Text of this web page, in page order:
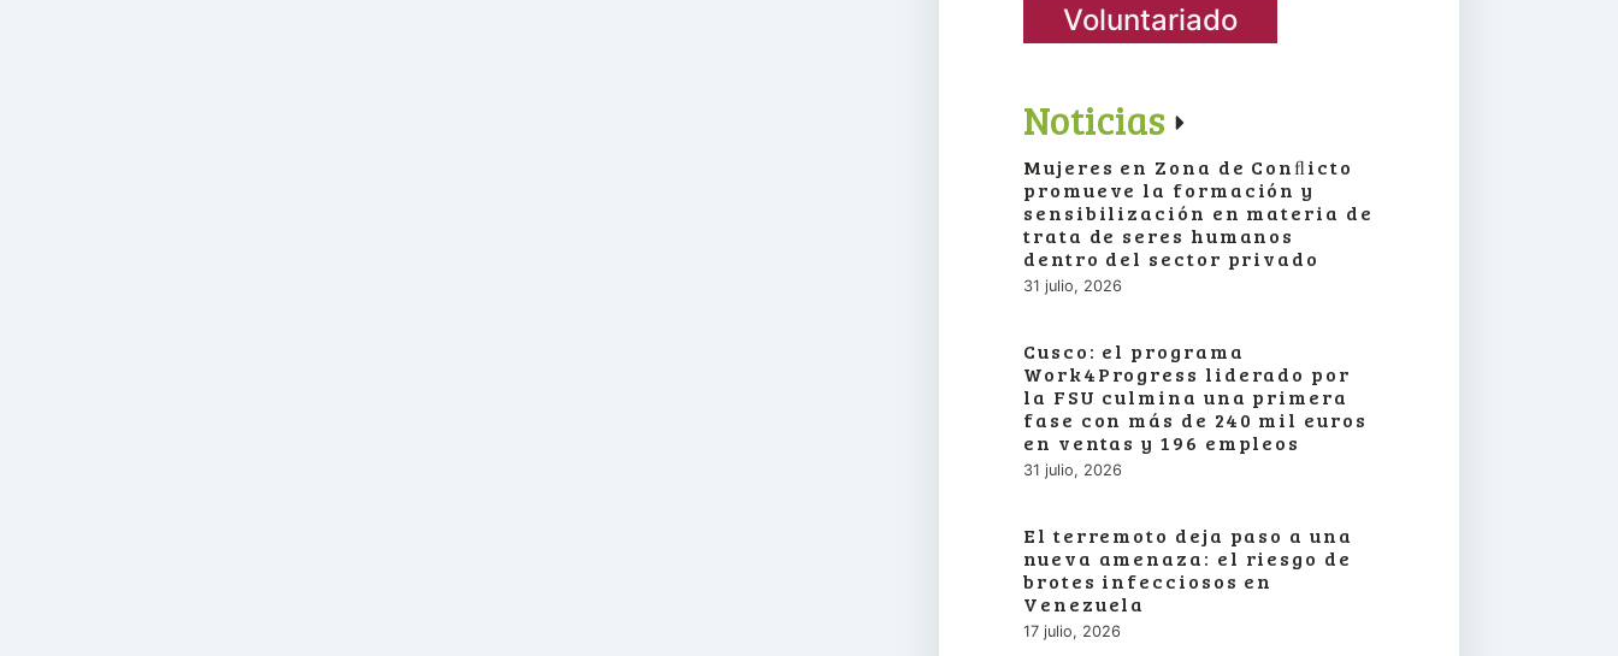
Voluntariado
Noticias
Mujeres en Zona de Conﬂicto
promueve la formación y
sensibilización en materia de
trata de seres humanos
dentro del sector privado
31 julio, 2026
Cusco: el programa
Work4Progress liderado por
la FSU culmina una primera
fase con más de 240 mil euros
en ventas y 196 empleos
31 julio, 2026
El terremoto deja paso a una
nueva amenaza: el riesgo de
brotes infecciosos en
Venezuela
17 julio, 2026